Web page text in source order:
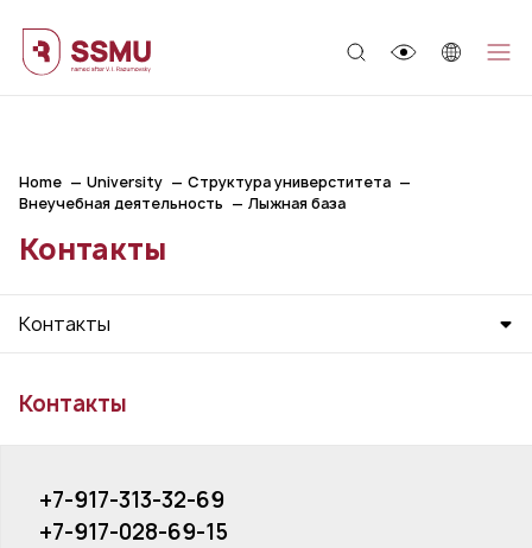
Home University
Структура универститета
Внеучебная деятельность
Лыжная база
Контакты
Контакты
Контакты
+7-917-313-32-69
+7-917-028-69-15